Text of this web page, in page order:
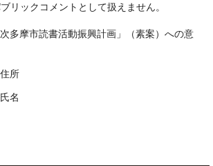
リックコメントとして扱えません。
多摩市読書活動振興計画」（素案）への意
所
名